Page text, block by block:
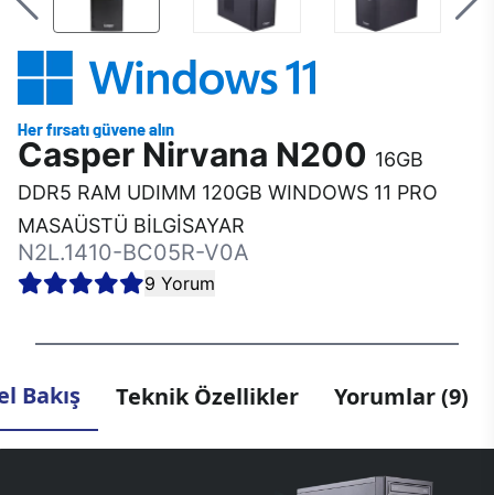
Casper Nirvana N200 16GB
DDR5 RAM UDIMM 120GB WINDOWS 11 PRO
MASAÜSTÜ BİLGİSAYAR
N2L.1410-BC05R-V0A
9 Yorum
Bakış Teknik Özellikler Yorumlar (9)